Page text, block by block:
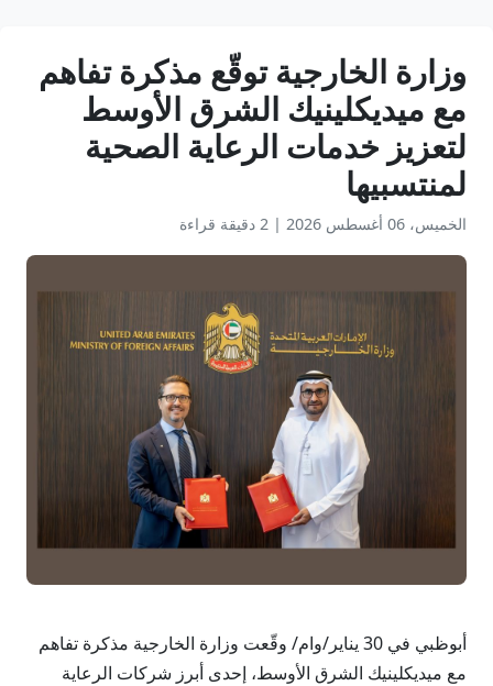
وزارة الخارجية توقّع مذكرة تفاهم
مع ميديكلينيك الشرق الأوسط
لتعزيز خدمات الرعاية الصحية
لمنتسبيها
الخميس، 06 أغسطس 2026 | 2 دقيقة قراءة
أبوظبي في 30 يناير/وام/ وقّعت وزارة الخارجية مذكرة تفاهم
مع ميديكلينيك الشرق الأوسط، إحدى أبرز شركات الرعاية